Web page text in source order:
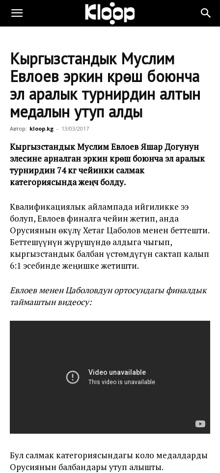
Кыргызстандык Муслим
Евлоев эркин күрөш боюнча
эл аралык турнирдин алтын
медалын утуп алды
Автор: kloop.kg - 13/03/2017
Кыргызстандык Муслим Евлоев Яшар Догунун
элесине арналган эркин күрөш боюнча эл аралык
турнирдин 74 кг чейинки салмак
категориясында жеңүүчү болду.
Квалификациялык айлампада ийгиликке ээ
болуп, Евлоев финалга чейин жетип, анда
Орусиянын өкүлү Хетаг Цаболов менен беттешти.
Беттешүүнүн жүрүшүндө алдыга чыгып,
кыргызстандык балбан үстөмдүгүн сактап калып
6:1 эсебинде жеңишке жетишти.
Евлоев менен Цаболовдун ортосундагы финалдык
таймаштын видеосу:
Бул салмак категориясындагы коло медалдарды
Орусиянын балбандары утуп алышты.